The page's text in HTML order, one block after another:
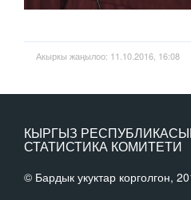
Акыркы жаңылоо: 11.10.2016, 16:08
КЫРГЫЗ
СТАТИСТИКА КОМИТЕТИ
© Бардык укуктар корголгон,